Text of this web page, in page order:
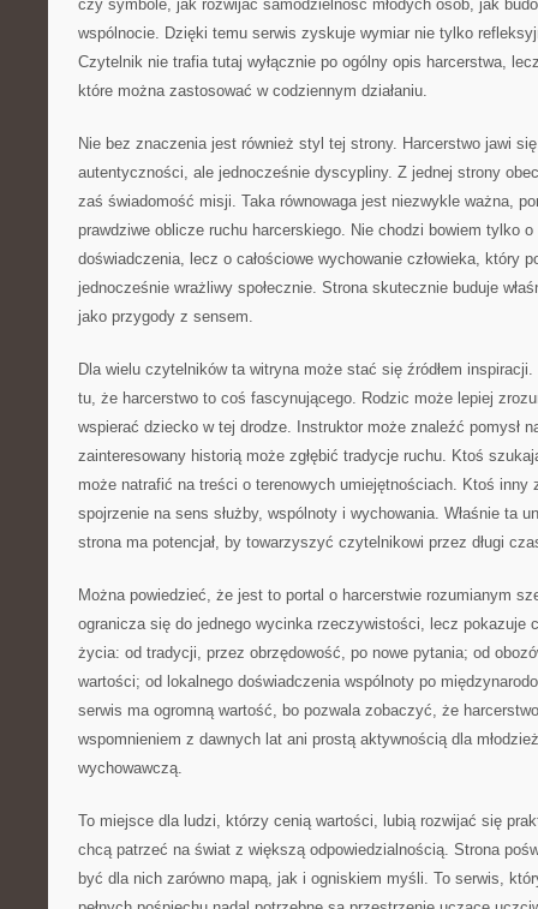
czy symbole, jak rozwijać samodzielność młodych osób, jak
wspólnocie. Dzięki temu serwis zyskuje wymiar nie tylko
Czytelnik nie trafia tutaj wyłącznie po ogólny opis harcerstwa,
które można zastosować w codziennym działaniu.
Nie bez znaczenia jest również styl tej strony. Harcerstwo jawi
autentyczności, ale jednocześnie dyscypliny. Z jednej strony
zaś świadomość misji. Taka równowaga jest niezwykle ważna,
prawdziwe oblicze ruchu harcerskiego. Nie chodzi bowiem tylko o
doświadczenia, lecz o całościowe wychowanie człowieka, który
jednocześnie wrażliwy społecznie. Strona skutecznie buduje
jako przygody z sensem.
Dla wielu czytelników ta witryna może stać się źródłem
tu, że harcerstwo to coś fascynującego. Rodzic może lepiej
wspierać dziecko w tej drodze. Instruktor może znaleźć pomysł
zainteresowany historią może zgłębić tradycje ruchu. Ktoś
może natrafić na treści o terenowych umiejętnościach. Ktoś inny
spojrzenie na sens służby, wspólnoty i wychowania. Właśnie ta
strona ma potencjał, by towarzyszyć czytelnikowi przez długi
Można powiedzieć, że jest to portal o harcerstwie rozumianym
ogranicza się do jednego wycinka rzeczywistości, lecz pokazuje
życia: od tradycji, przez obrzędowość, po nowe pytania; od
wartości; od lokalnego doświadczenia wspólnoty po
serwis ma ogromną wartość, bo pozwala zobaczyć, że
wspomnieniem z dawnych lat ani prostą aktywnością dla
wychowawczą.
To miejsce dla ludzi, którzy cenią wartości, lubią rozwijać się
chcą patrzeć na świat z większą odpowiedzialnością. Strona
być dla nich zarówno mapą, jak i ogniskiem myśli. To serwis,